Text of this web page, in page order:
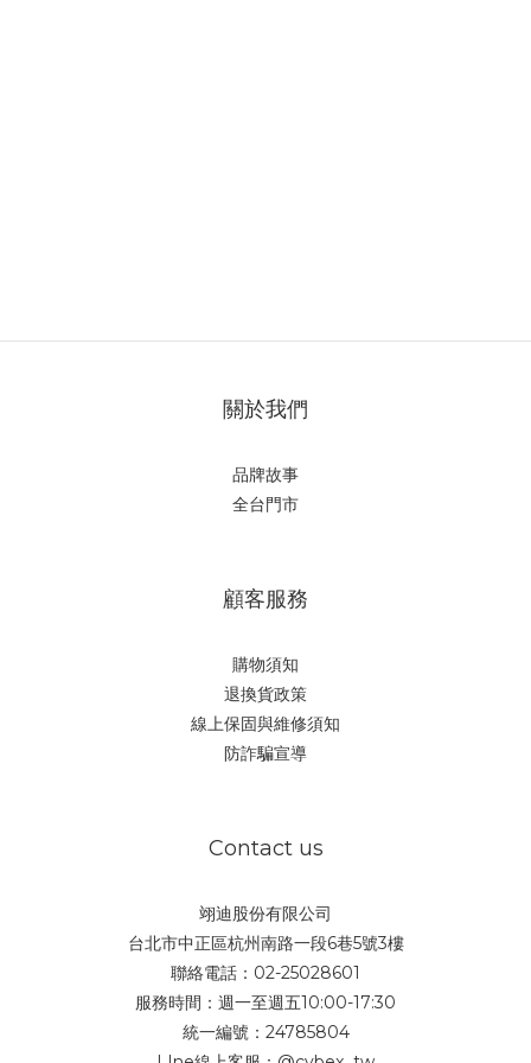
關於我們
品牌故事
全台門市
顧客服務
購物須知
退換貨政策
線上保固與維修須知
防詐騙宣導
Contact us
翊迪股份有限公司
台北市中正區杭州南路一段6巷5號3樓
聯絡電話：02-25028601
服務時間：週一至週五10:00-17:30
統一編號：24785804